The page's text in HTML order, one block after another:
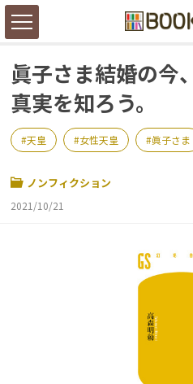
眞子さま結婚の今
真実を知ろう。
天皇 女性天皇 眞子さま
ノンフィクション
2021/10/21